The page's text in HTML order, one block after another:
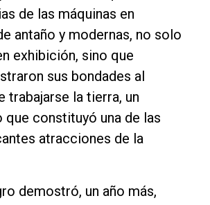
de las máquinas en
antaño y modernas, no solo
exhibición, sino que
sus bondades al
trabajarse la tierra, un
que constituyó una de las
atracciones de la
demostró, un año más,